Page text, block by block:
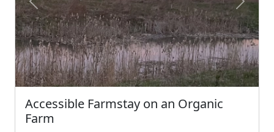
Previous Next
Accessible Farmstay on an Organic
Farm